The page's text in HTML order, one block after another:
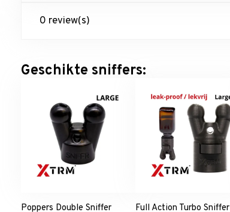
0 review(s)
Geschikte sniffers:
Poppers Double Sniffer
Full Action Turbo Sniffer